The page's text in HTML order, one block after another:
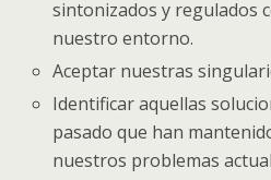
sintonizados y regulados
nuestro entorno.
Aceptar nuestras
Identificar aquellas
pasado que han
nuestros problemas